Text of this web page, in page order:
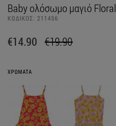
Baby ολόσωμο μαγιό Floral
ΚΩΔΙΚΟΣ: 211456
€14.90 €19.90
ΧΡΩΜΑΤΑ